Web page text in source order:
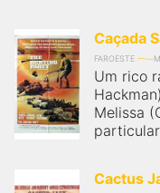
Caçada
FAROESTE
Um rico
Melissa
Cactus